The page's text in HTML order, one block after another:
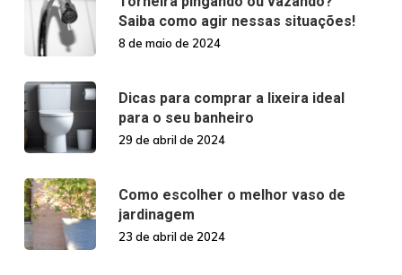
Saiba como agir nessas situações!
8 de maio de 2024
Dicas para comprar a lixeira ideal
para o seu banheiro
29 de abril de 2024
Como escolher o melhor vaso de
jardinagem
23 de abril de 2024